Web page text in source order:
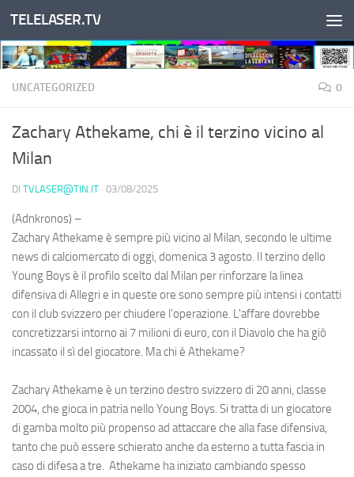
Salta al contenuto
TELELASER.TV
UNCATEGORIZED 0
Zachary Athekame, chi è il terzino vicino al
Milan
DI TVLASER@TIN.IT · 03/08/2025
(Adnkronos) –
Zachary Athekame è sempre più vicino al Milan, secondo le ultime
news di calciomercato di oggi, domenica 3 agosto. Il terzino dello
Young Boys è il profilo scelto dal Milan per rinforzare la linea
difensiva di Allegri e in queste ore sono sempre più intensi i contatti
con il club svizzero per chiudere l'operazione. L'affare dovrebbe
concretizzarsi intorno ai 7 milioni di euro, con il Diavolo che ha giò
incassato il sì del giocatore. Ma chi è Athekame?
Zachary Athekame è un terzino destro svizzero di 20 anni, classe
2004, che gioca in patria nello Young Boys. Si tratta di un giocatore
di gamba molto più propenso ad attaccare che alla fase difensiva,
tanto che può essere schierato anche da esterno a tutta fascia in
caso di difesa a tre. Athekame ha iniziato cambiando spesso